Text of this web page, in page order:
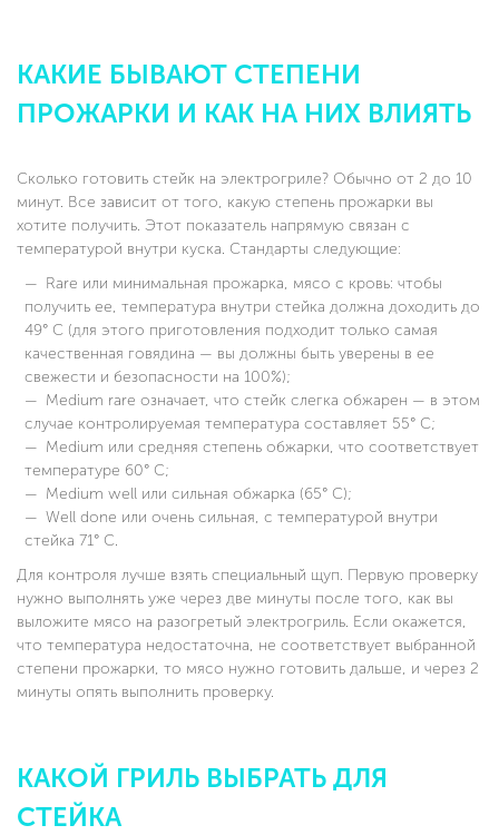
КАКИЕ БЫВАЮТ СТЕПЕНИ
ПРОЖАРКИ И КАК НА НИХ ВЛИЯТЬ
Сколько готовить стейк на электрогриле? Обычно от 2 до 10
минут. Все зависит от того, какую степень прожарки вы
хотите получить. Этот показатель напрямую связан с
температурой внутри куска. Стандарты следующие:
Rare или минимальная прожарка, мясо с кровь: чтобы
получить ее, температура внутри стейка должна доходить до
49° C (для этого приготовления подходит только самая
качественная говядина — вы должны быть уверены в ее
свежести и безопасности на 100%);
Medium rare означает, что стейк слегка обжарен — в этом
случае контролируемая температура составляет 55° C;
Medium или средняя степень обжарки, что соответствует
температуре 60° C;
Medium well или сильная обжарка (65° C);
Well done или очень сильная, с температурой внутри
стейка 71° C.
Для контроля лучше взять специальный щуп. Первую проверку
нужно выполнять уже через две минуты после того, как вы
выложите мясо на разогретый электрогриль. Если окажется,
что температура недостаточна, не соответствует выбранной
степени прожарки, то мясо нужно готовить дальше, и через 2
минуты опять выполнить проверку.
КАКОЙ ГРИЛЬ ВЫБРАТЬ ДЛЯ
СТЕЙКА